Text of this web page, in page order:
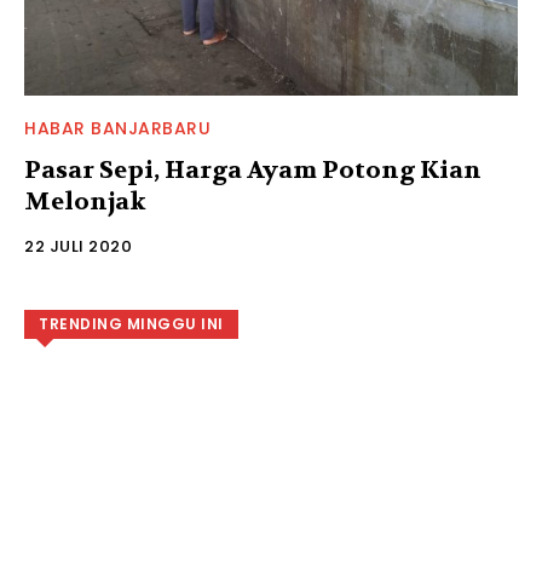
HABAR BANJARBARU
Pasar Sepi, Harga Ayam Potong Kian
Melonjak
22 JULI 2020
TRENDING MINGGU INI